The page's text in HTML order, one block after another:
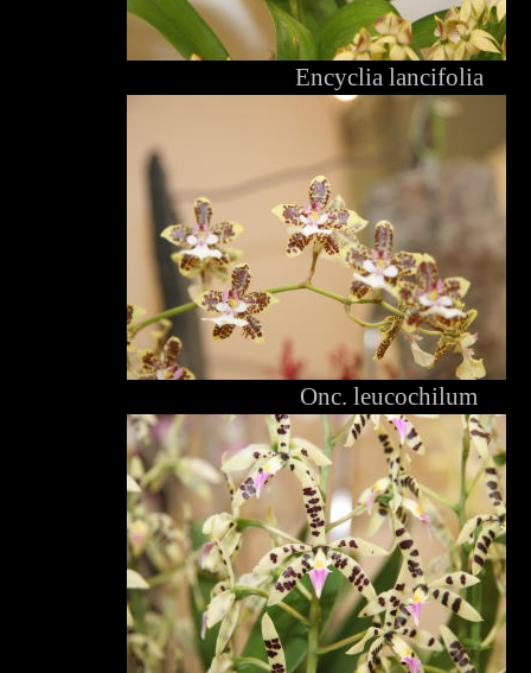
Encyclia lancifolia
Onc. leucochilum